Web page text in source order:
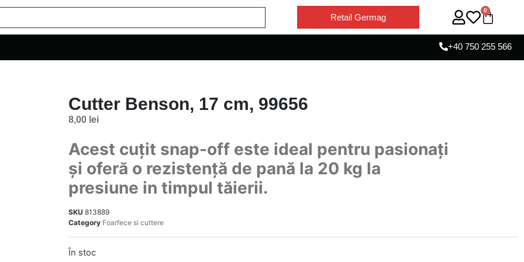
Retail Germag
0
+40 750 255 566
Cutter Benson, 17 cm, 99656
8,00 lei
Acest cuțit snap-off este ideal pentru pasionați
și oferă o rezistență de pană la 20 kg la
presiune in timpul tăierii.
SKU 813889
Category Foarfece si cuttere
În stoc